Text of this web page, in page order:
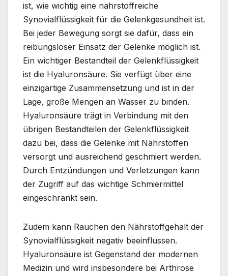
ist, wie wichtig eine nährstoffreiche
Synovialflüssigkeit für die Gelenkgesundheit ist.
Bei jeder Bewegung sorgt sie dafür, dass ein
reibungsloser Einsatz der Gelenke möglich ist.
Ein wichtiger Bestandteil der Gelenkflüssigkeit
ist die Hyaluronsäure. Sie verfügt über eine
einzigartige Zusammensetzung und ist in der
Lage, große Mengen an Wasser zu binden.
Hyaluronsäure trägt in Verbindung mit den
übrigen Bestandteilen der Gelenkflüssigkeit
dazu bei, dass die Gelenke mit Nährstoffen
versorgt und ausreichend geschmiert werden.
Durch Entzündungen und Verletzungen kann
der Zugriff auf das wichtige Schmiermittel
eingeschränkt sein.
Zudem kann Rauchen den Nährstoffgehalt der
Synovialflüssigkeit negativ beeinflussen.
Hyaluronsäure ist Gegenstand der modernen
Medizin und wird insbesondere bei Arthrose